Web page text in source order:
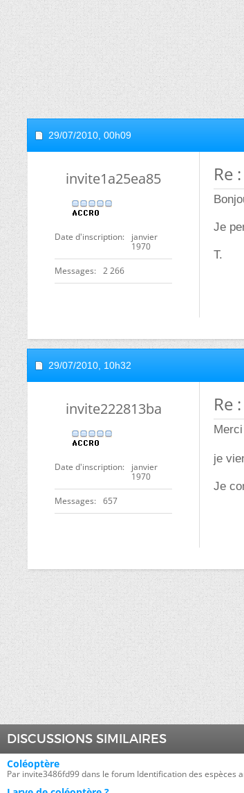
29/07/2010, 00h09
invite1a25ea85
Date d'inscription
janvier
1970
Messages 2 266
Re
Je
T.
29/07/2010, 10h32
invite222813ba
Date d'inscription
janvier
1970
Messages 657
Re
je
Je
DISCUSSIONS SIMILAIRES
Coléoptère
Par invite3486fd99 dans le forum Identification des espèces